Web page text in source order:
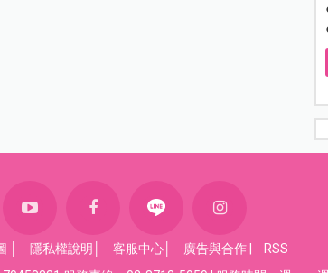
隱私權說明 客服中心 廣告與合作
RSS